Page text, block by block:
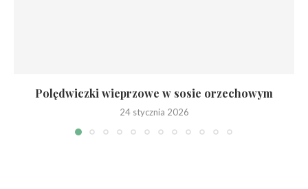
Polędwiczki wieprzowe w sosie orzechowym
24 stycznia 2026